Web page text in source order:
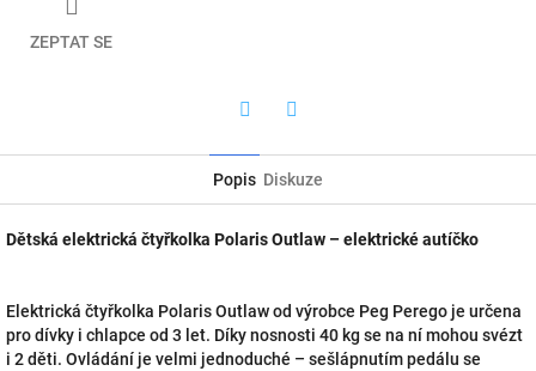
ZEPTAT SE
Popis Diskuze
Dětská elektrická čtyřkolka Polaris Outlaw – elektrické autíčko
Elektrická čtyřkolka Polaris Outlaw od výrobce Peg Perego je určena
pro dívky i chlapce od 3 let. Díky nosnosti 40 kg se na ní mohou svézt
i 2 děti. Ovládání je velmi jednoduché – sešlápnutím pedálu se